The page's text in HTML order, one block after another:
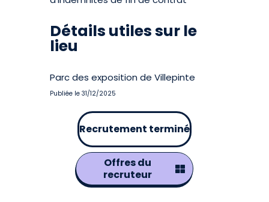
Détails utiles sur le
lieu
Parc des exposition de Villepinte
Publiée le 31/12/2025
Recrutement terminé
Offres du
recruteur